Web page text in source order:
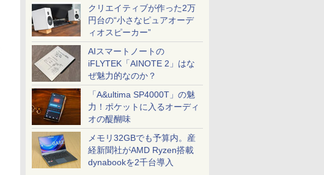
クリエイティブが作った2万
円台の“小さなピュアオーデ
ィオスピーカー”
AIスマートノートの
iFLYTEK「AINOTE 2」はな
ぜ魅力的なのか？
「A&ultima SP4000T」の魅
力！ポケットに入るオーディ
オの醍醐味
メモリ32GBでも予算内。産
経新聞社がAMD Ryzen搭載
dynabookを2千台導入